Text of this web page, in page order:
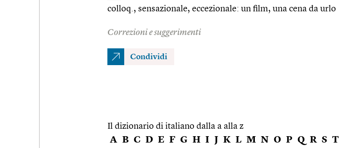
colloq., sensazionale, eccezionale: un film, una cena da urlo
Correzioni e suggerimenti
Condividi
Il dizionario di italiano dalla a alla z
A B C D E F G H I J K L M N O P Q R S T